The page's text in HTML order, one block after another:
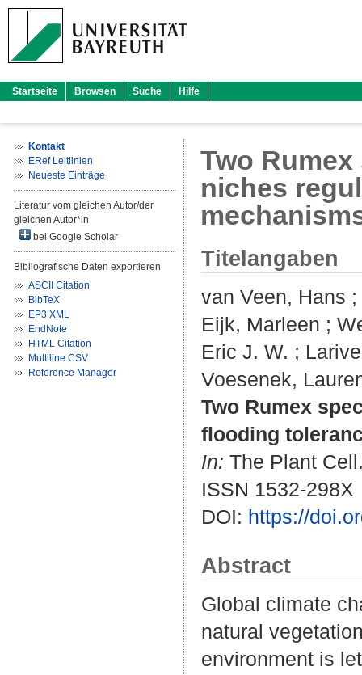
Startseite Browsen Suche Hilfe
Kontakt
ERef Leitlinien
Neueste Einträge
Literatur vom gleichen Autor/der
gleichen Autor*in
bei Google Scholar
Bibliografische Daten exportieren
ASCII Citation
BibTeX
EP3 XML
EndNote
HTML Citation
Multiline CSV
Reference Manager
Two
niches
Titelangaben
van Veen, Hans ;
Eijk, Marleen ;
Eric J. W. ;
Voesenek,
Two Rumex
flooding
In: The Plant
ISSN 1532-298X
DOI: https://
Abstract
Global climate
natural
environment is